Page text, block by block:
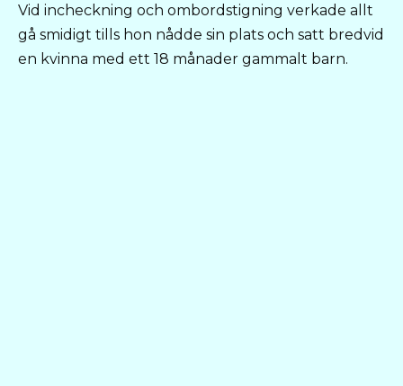
Vid incheckning och ombordstigning verkade allt
gå smidigt tills hon nådde sin plats och satt bredvid
en kvinna med ett 18 månader gammalt barn.